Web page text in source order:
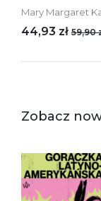
Mary Margaret
44,93 zł 59,90
Zobacz